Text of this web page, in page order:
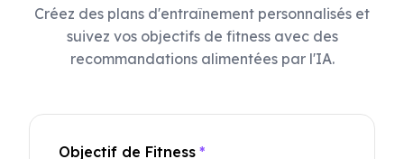
Créez des plans d'entraînement personnalisés et
suivez vos objectifs de fitness avec des
recommandations alimentées par l'IA.
Objectif de Fitness *